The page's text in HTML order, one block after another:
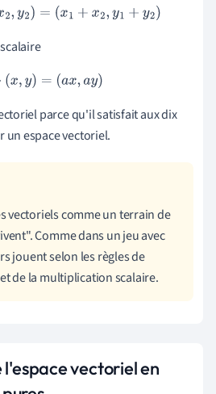
)+(x2,y2)= x1+x 2,y1+y2)
a⋅(x,y =(a x,ay)
parce qu'il satisfait aux dix
un espace vectoriel.
vectoriels comme un terrain de
Comme dans un jeu avec
jouent selon les règles de
de la multiplication scalaire.
vectoriel en